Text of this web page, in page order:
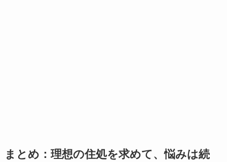
まとめ：理想の住処を求めて、悩みは続